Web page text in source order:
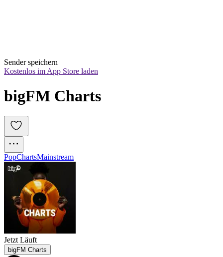
Sender speichern
Kostenlos im App Store laden
bigFM Charts
PopChartsMainstream
Jetzt Läuft
bigFM Charts